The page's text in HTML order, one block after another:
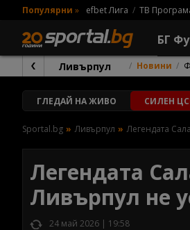
Популярни » efbet Лига ТВ
БГ
Ливърпул Новини
ГЛЕДАЙ НА ЖИВО СИЛЕН
Sportal.bg Ливърпул Легендата
Легендата
Ливърпул не
24 май 2026 | 19:58